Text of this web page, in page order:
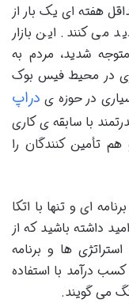
هفته ای یک بار از
کنند. این بازار
شدید، مردم به
در محیط فیس بوک
در حوزه ی دراپ
با سابقه ی کاری
هم تأمین کنندگان را
ای و تنها با اتکا
داشته باشید که از
ها و برنامه
درآمد با استفاده
می گویند.